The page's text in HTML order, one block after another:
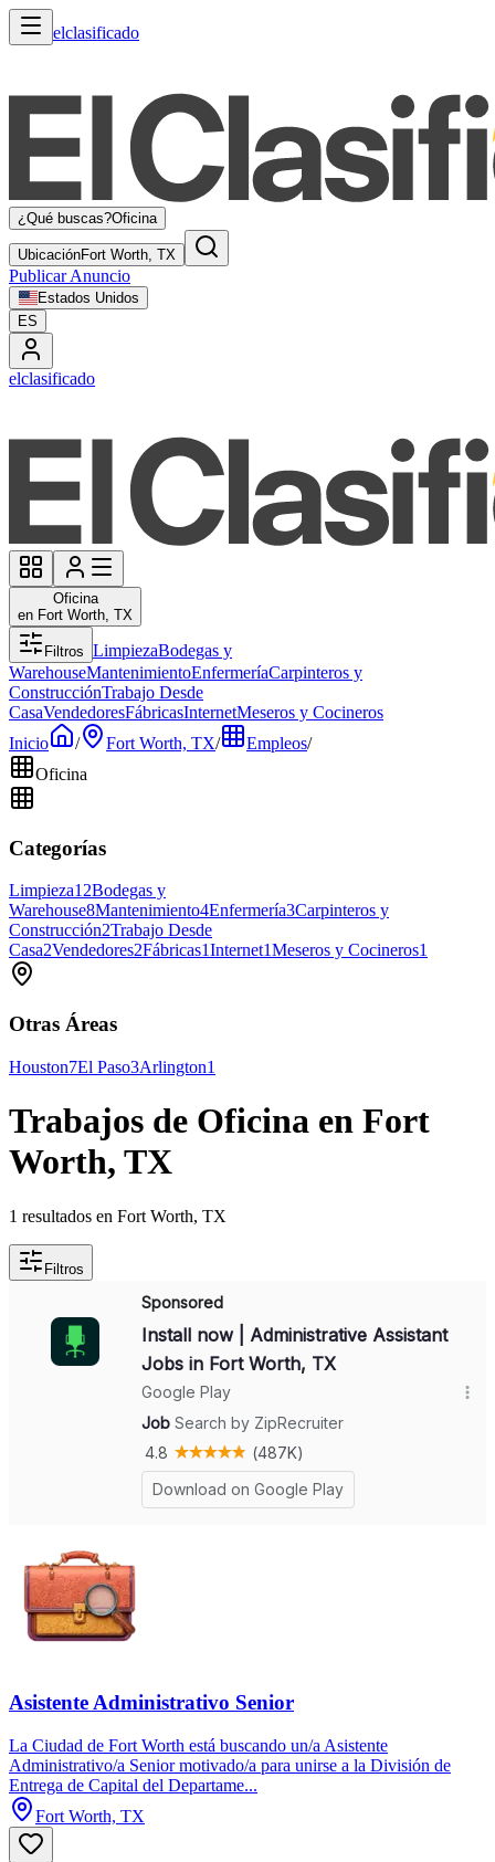
elclasificado
¿Qué buscas?Oficina
UbicaciónFort Worth, TX
Publicar Anuncio
Estados Unidos
ES
elclasificado
Oficina
en Fort Worth, TX
Filtros LimpiezaBodegas y
WarehouseMantenimientoEnfermeríaCarpinteros y
ConstrucciónTrabajo Desde
CasaVendedoresFábricasInternetMeseros y Cocineros
Inicio
/ Fort Worth, TX/ Empleos/
Oficina
Categorías
Limpieza12Bodegas y
Warehouse8Mantenimiento4Enfermería3Carpinteros y
Construcción2Trabajo Desde
Casa2Vendedores2Fábricas1Internet1Meseros y Cocineros1
Otras Áreas
Houston7El Paso3Arlington1
Trabajos de Oficina en Fort
Worth, TX
1 resultados en Fort Worth, TX
Filtros
Asistente Administrativo Senior
La Ciudad de Fort Worth está buscando un/a Asistente
Administrativo/a Senior motivado/a para unirse a la División de
Entrega de Capital del Departame...
Fort Worth, TX